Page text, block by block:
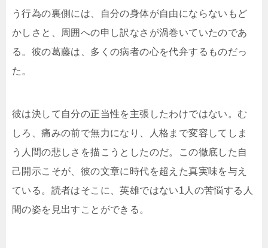
う行為の裏側には、自分の身体が自由にならないもど
かしさと、周囲への申し訳なさが渦巻いていたのであ
る。彼の葛藤は、多くの病者の心を代弁するものだっ
た。
彼は決して自分の正当性を主張したわけではない。む
しろ、痛みの前で無力になり、人格まで変容してしま
う人間の悲しさを描こうとしたのだ。この徹底した自
己開示こそが、彼の文章に時代を超えた真実味を与え
ている。読者はそこに、英雄ではない1人の苦悩する人
間の姿を見出すことができる。